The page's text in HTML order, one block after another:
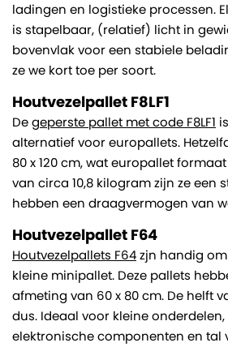
ladingen en logistieke processen.
is stapelbaar, (relatief) licht in
bovenvlak voor een stabiele
ze we kort toe per soort.
Houtvezelpallet F8LF1
Degeperste pallet met code F8LF1
alternatief voor europallets.
80 x 120 cm, wat europallet
van circa 10,8 kilogram zijn ze een
hebben een draagvermogen van
Houtvezelpallet F64
Houtvezelpallets F64zjn handig
kleine minipallet. Deze pallets
afmeting van 60 x 80 cm. De helft
dus. Ideaal voor kleine
elektronische componenten en tal